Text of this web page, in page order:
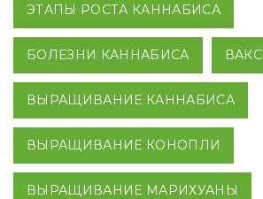
ЭТАПЫ РОСТА КАННАБИСА
БОЛЕЗНИ КАННАБИСА ВАКС
ВЫРАЩИВАНИЕ КАННАБИСА
ВЫРАЩИВАНИЕ КОНОПЛИ
ВЫРАЩИВАНИЕ МАРИХУАНЫ